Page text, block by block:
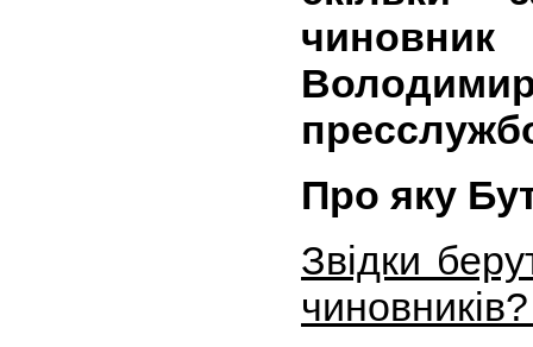
Про яку
Звідки